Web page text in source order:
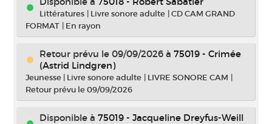
Littératures | Livre sonore adulte |CD CAM GRAND
FORMAT | En rayon
Retour prévu le 09/09/2026 à 75019 - Crimée
(Astrid Lindgren)
Jeunesse | Livre sonore adulte | LIVRE SONORE CAM |
Retour prévu le 09/09/2026
Disponible à 75019 - Jacqueline Dreyfus-Weill